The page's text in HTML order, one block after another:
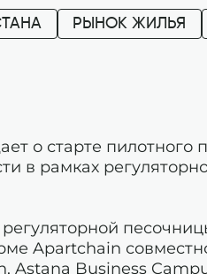
РЫНОК ЖИЛЬЯ
о старте пилотного
в рамках
Apartchain
Astana Business